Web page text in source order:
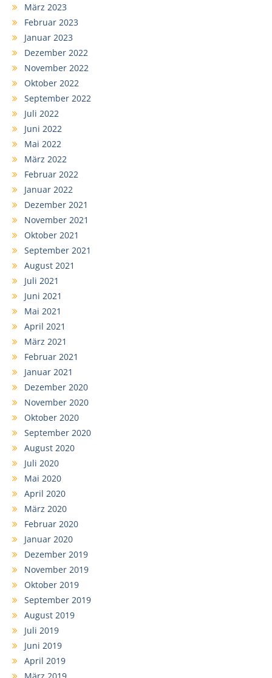
März 2023
Februar 2023
Januar 2023
Dezember 2022
November 2022
Oktober 2022
September 2022
Juli 2022
Juni 2022
Mai 2022
März 2022
Februar 2022
Januar 2022
Dezember 2021
November 2021
Oktober 2021
September 2021
August 2021
Juli 2021
Juni 2021
Mai 2021
April 2021
März 2021
Februar 2021
Januar 2021
Dezember 2020
November 2020
Oktober 2020
September 2020
August 2020
Juli 2020
Mai 2020
April 2020
März 2020
Februar 2020
Januar 2020
Dezember 2019
November 2019
Oktober 2019
September 2019
August 2019
Juli 2019
Juni 2019
April 2019